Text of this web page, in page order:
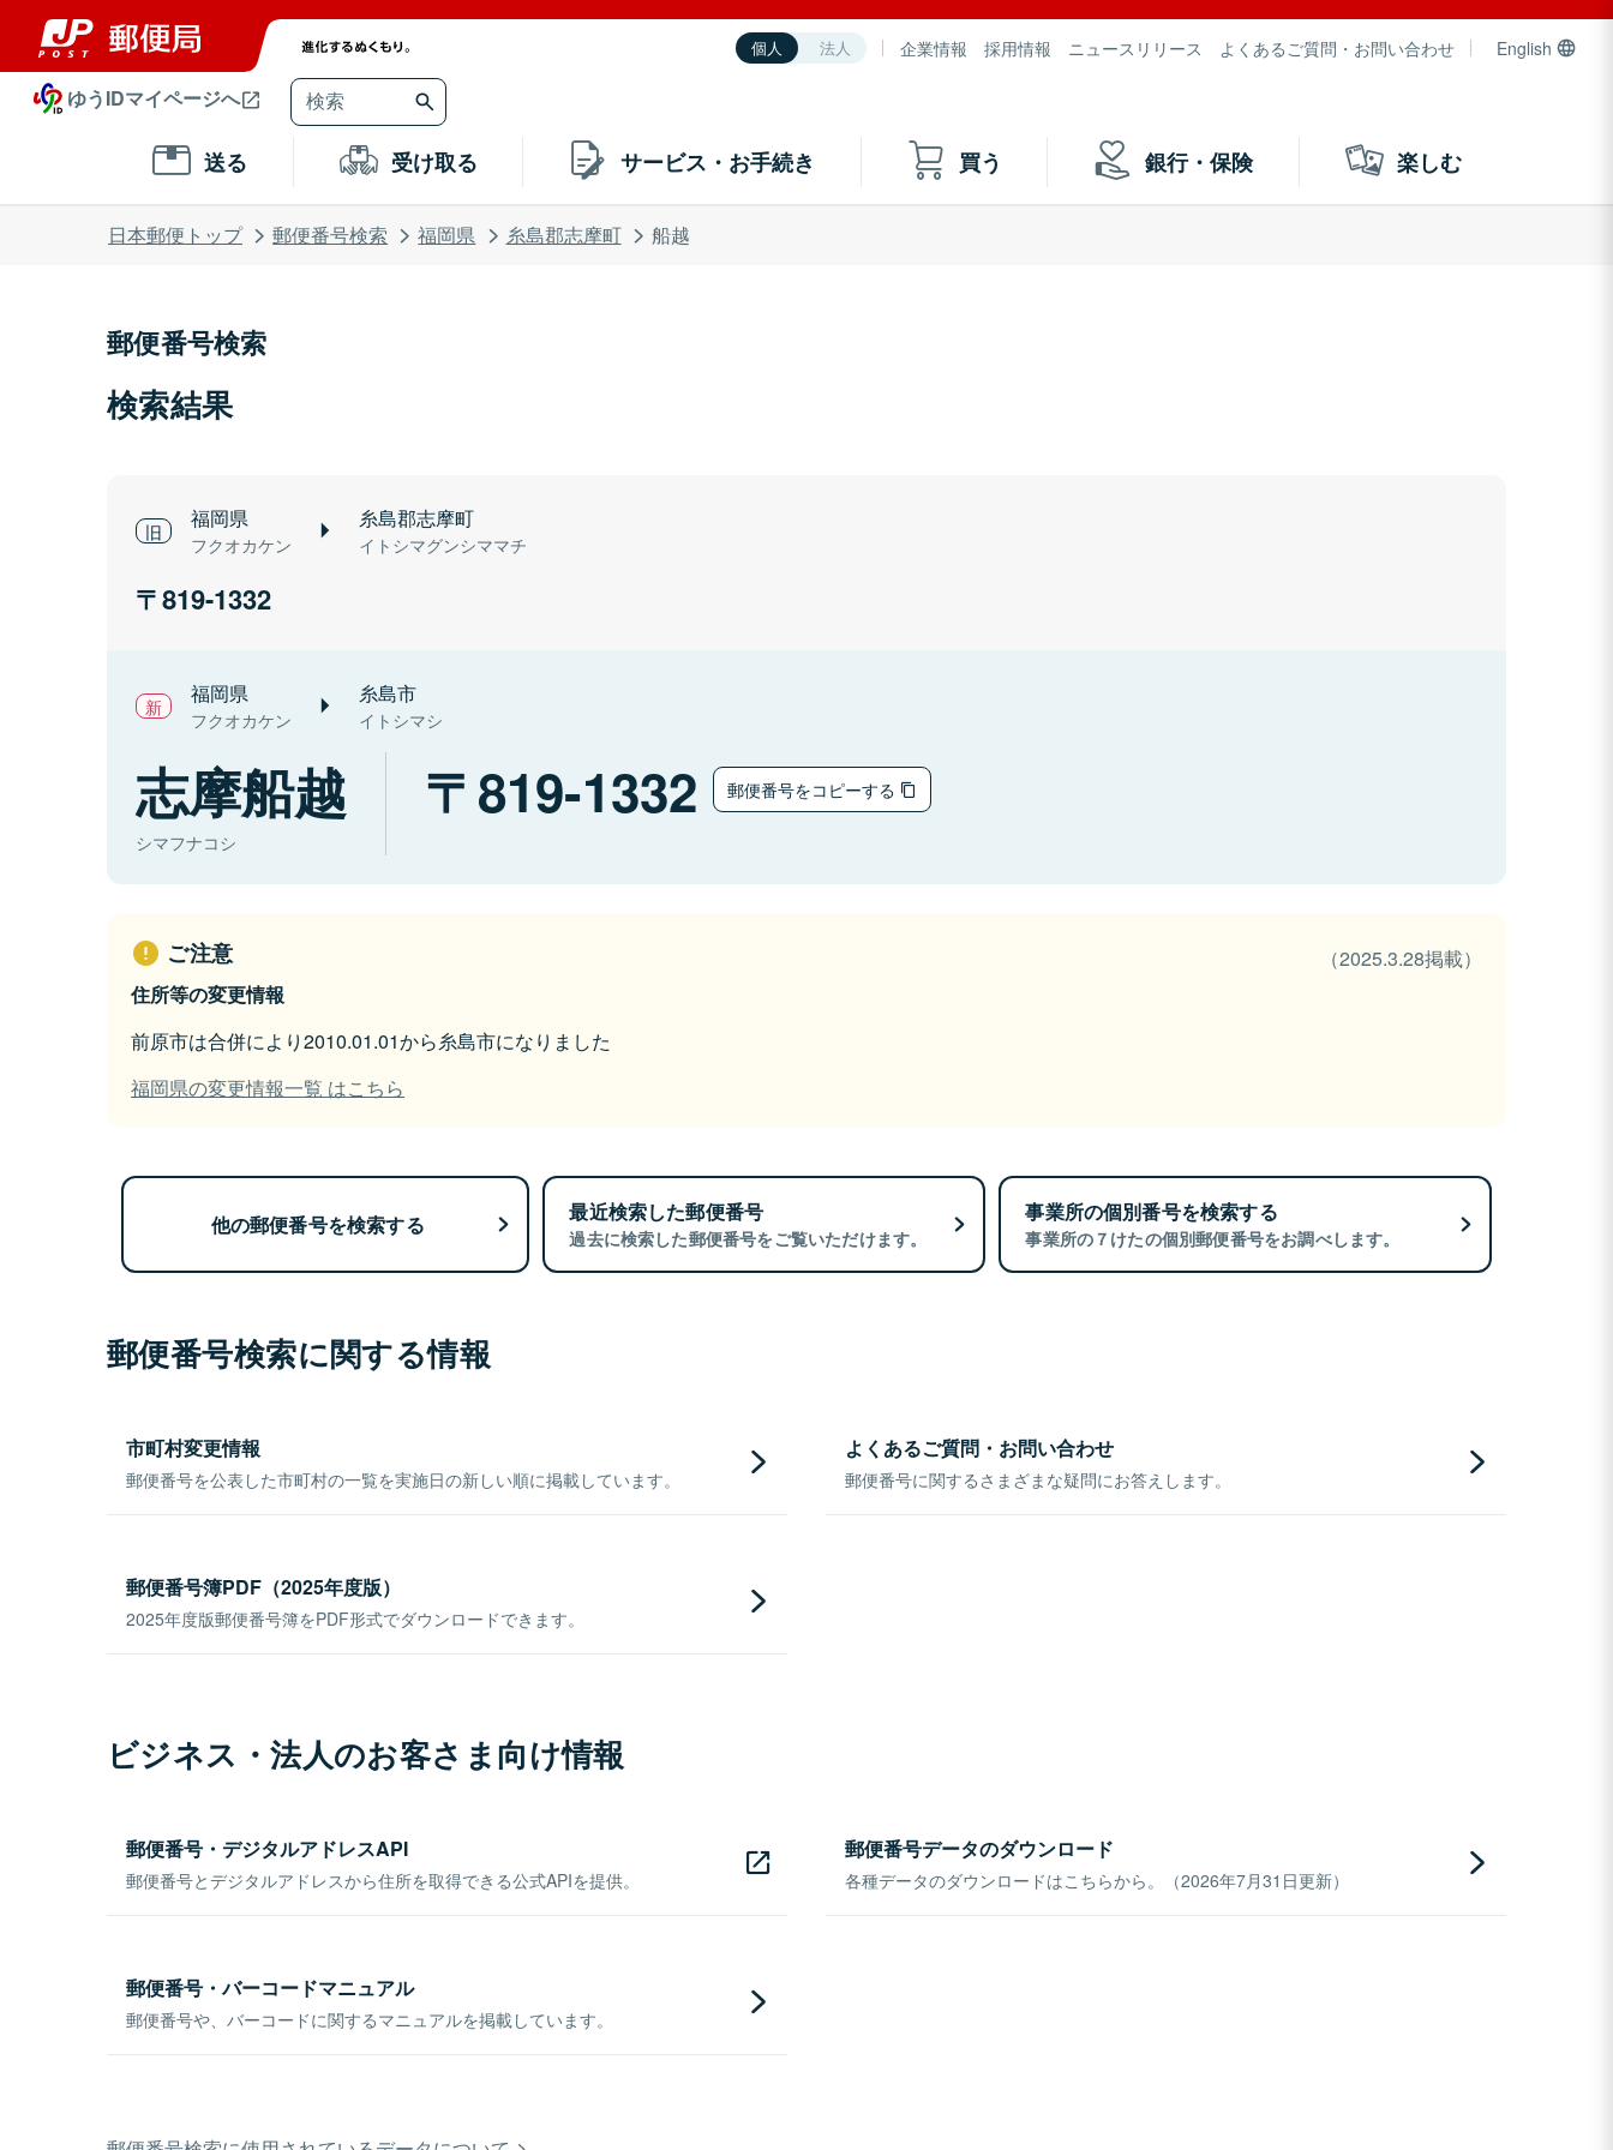
個人 法人 企業情報 採用情報 ニュースリリース よくあるご質問・お問い合わせ English
ゆうIDマイページへ
送る 受け取る サービス・お手続き 買う 銀行・保険 楽しむ
日本郵便トップ 郵便番号検索 福岡県 糸島郡志摩町 船越
郵便番号検索
検索結果
福岡県
フクオカケン
糸島郡志摩町
イトシマグンシママチ
819-1332
福岡県
フクオカケン
糸島市
イトシマシ
志摩船越
シマフナコシ
819-1332 郵便番号をコピーする
ご注意
（2025.3.28掲載）
住所等の変更情報
前原市は合併により2010.01.01から糸島市になりました
福岡県の変更情報一覧 はこちら
他の郵便番号を検索する 最近検索した郵便番号
過去に検索した郵便番号をご覧いただけます。
事業所の個別番号を検索する
事業所の７けたの個別郵便番号をお調べします。
郵便番号検索に関する情報
市町村変更情報
郵便番号を公表した市町村の一覧を実施日の新しい順に掲載しています。
よくあるご質問・お問い合わせ
郵便番号に関するさまざまな疑問にお答えします。
郵便番号簿PDF（2025年度版）
2025年度版郵便番号簿をPDF形式でダウンロードできます。
ビジネス・法人のお客さま向け情報
郵便番号・デジタルアドレスAPI
郵便番号とデジタルアドレスから住所を取得できる公式APIを提供。
郵便番号データのダウンロード
各種データのダウンロードはこちらから。（2026年7月31日更新）
郵便番号・バーコードマニュアル
郵便番号や、バーコードに関するマニュアルを掲載しています。